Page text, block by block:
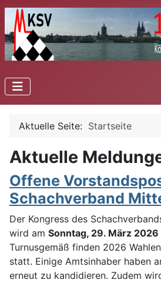
Aktuelle Seite: Startseite
Aktuelle
Offene
Schachverband
Der Kongress des
wird am Sonntag, 29. März 2026
Turnusgemäß finden 2026
statt. Einige Amtsinhaber haben
erneut zu kandidieren. Zudem